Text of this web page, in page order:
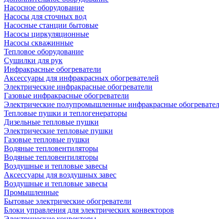
Насосное оборудование
Насосы для сточных вод
Насосные станции бытовые
Насосы циркуляционные
Насосы скважинные
Тепловое оборудование
Сушилки для рук
Инфракрасные обогреватели
Аксессуары для инфракрасных обогревателей
Электрические инфракрасные обогреватели
Газовые инфракрасные обогреватели
Электрические полупромышленные инфракрасные
Тепловые пушки и теплогенераторы
Дизельные тепловые пушки
Электрические тепловые пушки
Газовые тепловые пушки
Водяные тепловентиляторы
Водяные тепловентиляторы
Воздушные и тепловые завесы
Аксессуары для воздушных завес
Воздушные и тепловые завесы
Промышленные
Бытовые электрические обогреватели
Блоки управления для электрических конвекторов